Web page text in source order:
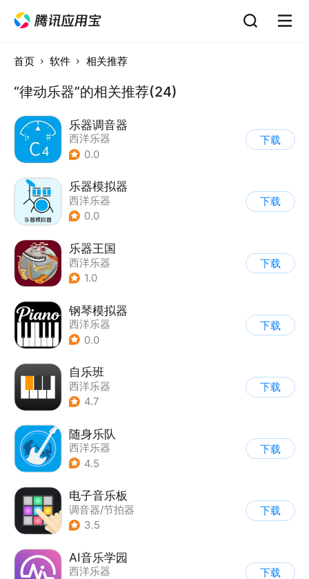
首页 软件 相关推荐
“律动乐器”的相关推荐(24)
乐器调音器
西洋乐器
0.0
下载
乐器模拟器
西洋乐器
0.0
下载
乐器王国
西洋乐器
1.0
下载
钢琴模拟器
西洋乐器
0.0
下载
自乐班
西洋乐器
4.7
下载
随身乐队
西洋乐器
4.5
下载
电子音乐板
调音器/节拍器
3.5
下载
AI音乐学园
西洋乐器
下载